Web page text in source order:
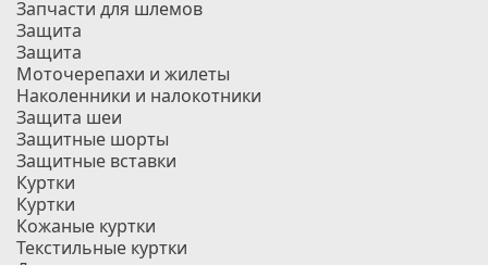
Запчасти для шлемов
Защита
Защита
Моточерепахи и жилеты
Наколенники и налокотники
Защита шеи
Защитные шорты
Защитные вставки
Куртки
Куртки
Кожаные куртки
Текстильные куртки